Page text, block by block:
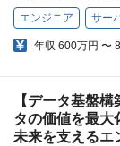
エンジニア サー
年収 600万円 〜
【データ基盤
タの価値を最大
未来を支えるエ